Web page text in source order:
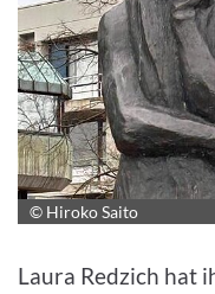
© Hiroko Saito
Laura Redzich hat